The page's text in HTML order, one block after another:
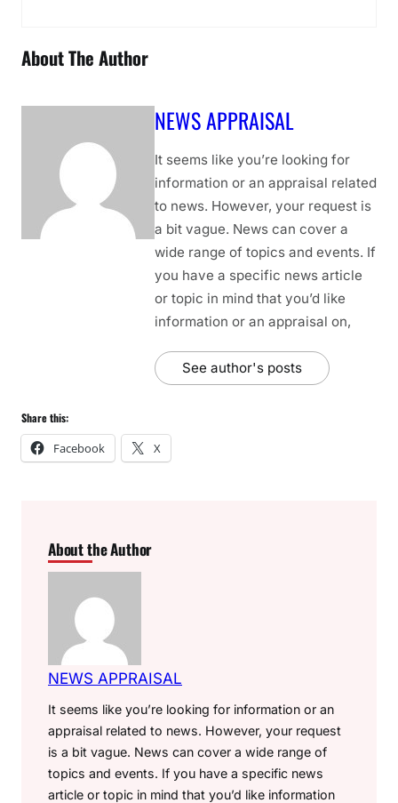
About The Author
NEWS APPRAISAL
It seems like you’re looking for
information or an appraisal related
to news. However, your request is
a bit vague. News can cover a
wide range of topics and events. If
you have a specific news article
or topic in mind that you’d like
information or an appraisal on,
See author's posts
Share this:
Facebook X
About the Author
NEWS APPRAISAL
It seems like you’re looking for information or an
appraisal related to news. However, your request
is a bit vague. News can cover a wide range of
topics and events. If you have a specific news
article or topic in mind that you’d like information